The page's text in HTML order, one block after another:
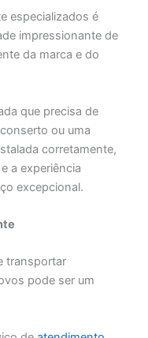
especializados é
impressionante de
da marca e do
que precisa de
ou uma
corretamente,
a experiência
excepcional.
transportar
pode ser um